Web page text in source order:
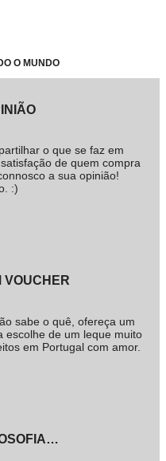
O MUNDO
o que se faz em
de quem compra
a sua opinião!
:)
VOUCHER
sabe o quê, ofereça um
escolhe de um leque muito
em Portugal com amor.